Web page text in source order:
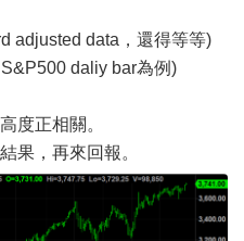
adjusted data，還得等等)
daliy bar為例)
度正相關。
果，再來回報。